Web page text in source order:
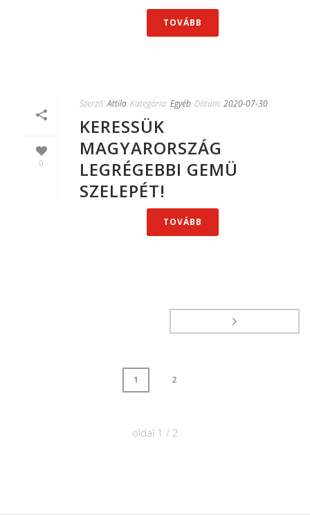
TOVÁBB
0
Szerző:Attila Kategória:Egyéb Dátum:2020-07-30
KERESSÜK
MAGYARORSZÁG
LEGRÉGEBBI GEMÜ
SZELEPÉT!
TOVÁBB
1 2
oldal 1 / 2